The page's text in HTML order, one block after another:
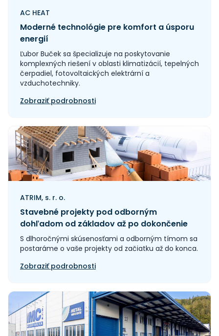
AC HEAT
Moderné technológie pre komfort a úsporu
energií
Ľubor Buček sa špecializuje na poskytovanie
komplexných riešení v oblasti klimatizácií, tepelných
čerpadiel, fotovoltaických elektrární a
vzduchotechniky.
Zobraziť podrobnosti
ATRIM, s. r. o.
Stavebné projekty pod odborným
dohľadom od základov až po dokončenie
S dlhoročnými skúsenosťami a odborným tímom sa
postaráme o vaše projekty od začiatku až do konca.
Zobraziť podrobnosti